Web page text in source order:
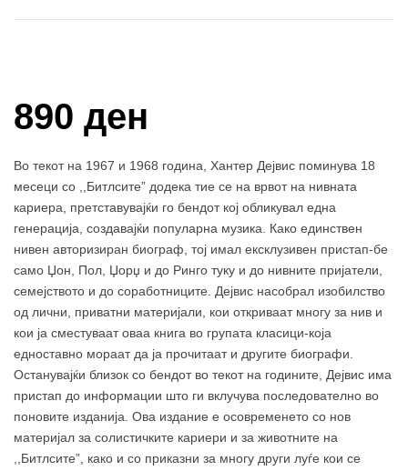
890 ден
Во текот на 1967 и 1968 година, Хантер Дејвис поминува 18
месеци со ,,Битлсите” додека тие се на врвот на нивната
кариера, претставувајќи го бендот кој обликувал една
генерација, создавајќи популарна музика. Како единствен
нивен авторизиран биограф, тој имал ексклузивен пристап-бе
само Џон, Пол, Џорџ и до Ринго туку и до нивните пријатели,
семејството и до соработниците. Дејвис насобрал изобилство
од лични, приватни материјали, кои откриваат многу за нив и
кои ја сместуваат оваа книга во групата класици-која
едноставно мораат да ја прочитаат и другите биографи.
Останувајќи близок со бендот во текот на годините, Дејвис има
пристап до информации што ги вклучува последователно во
поновите изданија. Ова издание е осовременето со нов
материјал за солистичките кариери и за животните на
,,Битлсите”, како и со приказни за многу други луѓе кои се